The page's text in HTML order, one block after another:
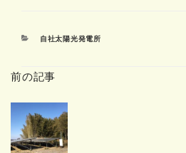
カ
リ
自社太陽光発電所
前の記事